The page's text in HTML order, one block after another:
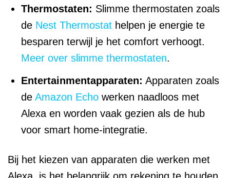
Thermostaten: Slimme thermostaten zoals
de Nest Thermostat helpen je energie te
besparen terwijl je het comfort verhoogt.
Meer over slimme thermostaten.
Entertainmentapparaten: Apparaten zoals
de Amazon Echo werken naadloos met
Alexa en worden vaak gezien als de hub
voor smart home-integratie.
Bij het kiezen van apparaten die werken met
Alexa, is het belangrijk om rekening te houden